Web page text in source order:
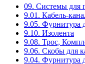
09. Системы для
9.01. Кабель-
9.05. Фурнитура
9.10. Изолента
9.08. Трос,
9.06. Скобы для
9.04. Фурнитура